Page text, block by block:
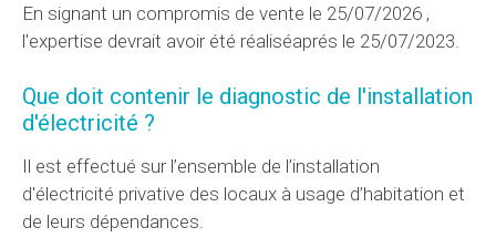
En signant un compromis de vente le 25/07/2026 ,
l'expertise devrait avoir été réaliséaprés le 25/07/2023.
Que doit contenir le diagnostic de l'installation
d'électricité ?
Il est effectué sur l’ensemble de l’installation
d'électricité privative des locaux à usage d’habitation et
de leurs dépendances.